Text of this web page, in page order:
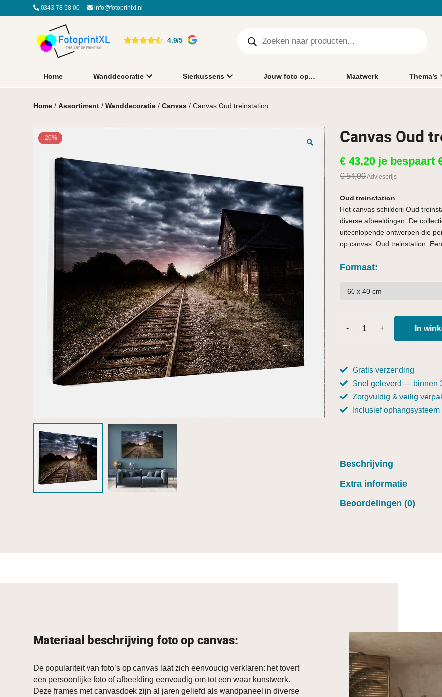
0343 78 58 00 info@fotoprintxl.nl
4.9/5
Home Wanddecoratie Sierkussens Jouw foto op… Maatwerk Thema’s
Home /Assortiment /Wanddecoratie /Canvas / Canvas Oud treinstation
-20% Canvas Oud
€ 43,20 je bespaart
€54,00Adviesprijs
Oud treinstation
Het canvas schilderij Oud
diverse afbeeldingen. De
uiteenlopende ontwerpen die
op canvas: Oud treinstation.
Formaat
In
Gratis verzending
Snel geleverd — binnen
Zorgvuldig & veilig
Inclusief ophangsysteem
Beschrijving
Extra informatie
Beoordelingen (0)
Materiaal beschrijving foto op canvas:
De populariteit van foto’s op canvas laat zich eenvoudig verklaren: het tovert
een persoonlijke foto of afbeelding eenvoudig om tot een waar kunstwerk.
Deze frames met canvasdoek zijn al jaren geliefd als wandpaneel in diverse